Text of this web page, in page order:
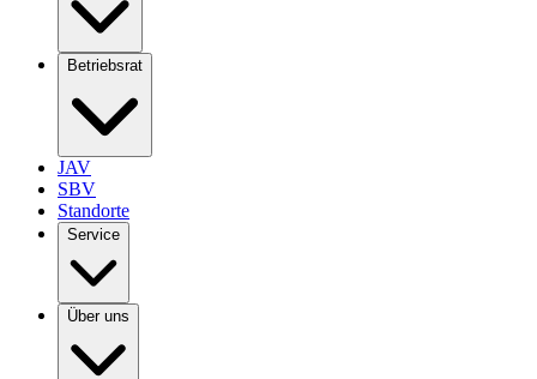
Betriebsrat
JAV
SBV
Standorte
Service
Über uns